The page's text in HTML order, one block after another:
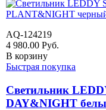
AQ-124219
4 980.00 Руб.
В корзину
Быстрая покупка
Светильник
DAY&NIGHT